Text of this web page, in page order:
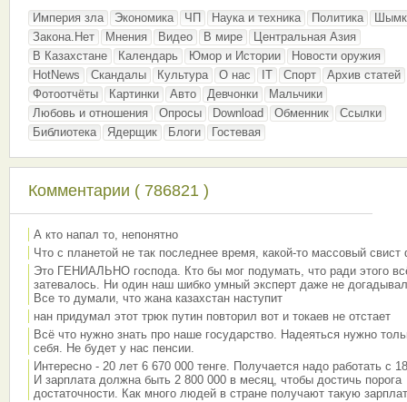
Империя зла Экономика ЧП Наука и техника Политика
Закона.Нет
Мнения Видео В мире
Центральная Азия
В Казахстане
Календарь Юмор и Истории
Новости оружия
HotNews
Скандалы Культура О нас IT Спорт
Архив статей
Фотоотчёты
Картинки Авто Девчонки
Мальчики
Любовь и отношения
Опросы Download Обменник
Ссылки
Библиотека
Ядерщик Блоги Гостевая
Комментарии ( 786821 )
А кто напал то, непонятно
Что с планетой не так последнее время, какой-то массовый свист
Это ГЕНИАЛЬНО господа. Кто бы мог подумать, что ради этого
затевалось. Ни один наш шибко умный эксперт даже не
Все то думали, что жана казахстан наступит
нан придумал этот трюк путин повторил вот и токаев не отстает
Всё что нужно знать про наше государство. Надеяться нужно
себя. Не будет у нас пенсии.
Интересно - 20 лет 6 670 000 тенге. Получается надо работать с
И зарплата должна быть 2 800 000 в месяц, чтобы достичь порога
достаточности. Как много людей в стране получают такую